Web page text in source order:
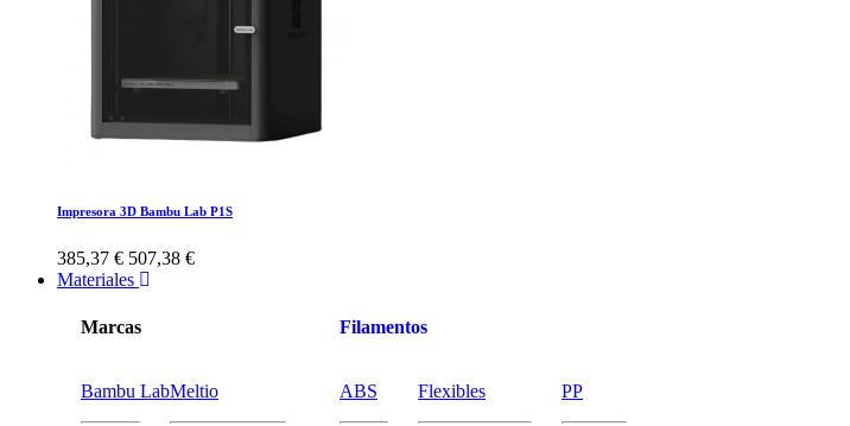
Impresora 3D Bambu Lab P1S
385,37 € 507,38 €
Materiales
Marcas
Bambu LabMeltio
Filamentos
ABS Flexibles PP